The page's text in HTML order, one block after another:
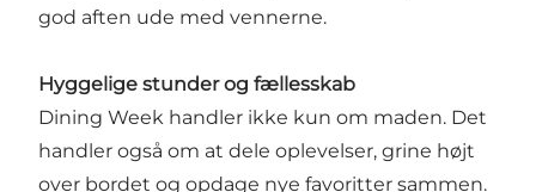
god aften ude med vennerne.
Hyggelige stunder og fællesskab
Dining Week handler ikke kun om maden. Det
handler også om at dele oplevelser, grine højt
over bordet og opdage nye favoritter sammen.